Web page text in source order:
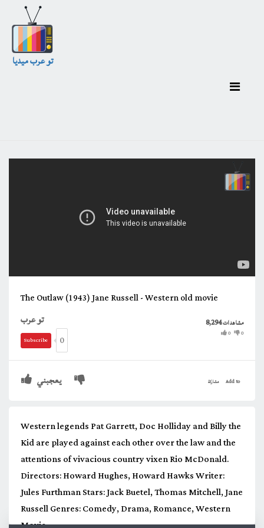
تو عرب ميديا
The Outlaw (1943) Jane Russell - Western old movie
تو عرب
Subscribe 0
8,294مشاهدات
0 0
يعجبني Add to مشاركة
Western legends Pat Garrett, Doc Holliday and Billy the
Kid are played against each other over the law and the
attentions of vivacious country vixen Rio McDonald.
Directors: Howard Hughes, Howard Hawks Writer:
Jules Furthman Stars: Jack Buetel, Thomas Mitchell, Jane
Russell Genres: Comedy, Drama, Romance, Western